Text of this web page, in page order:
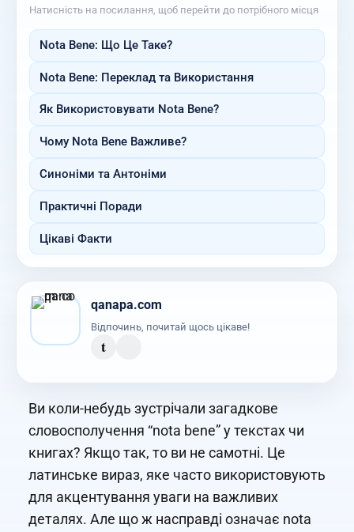
Натисність на посилання, щоб перейти до потрібного місця
Nota Bene: Що Це Таке?
Nota Bene: Переклад та Використання
Як Використовувати Nota Bene?
Чому Nota Bene Важливе?
Синоніми та Антоніми
Практичні Поради
Цікаві Факти
qanapa.com
Відпочинь, почитай щось цікаве!
t
Ви коли-небудь зустрічали загадкове
словосполучення “nota bene” у текстах чи
книгах? Якщо так, то ви не самотні. Це
латинське вираз, яке часто використовують
для акцентування уваги на важливих
деталях. Але що ж насправді означає nota